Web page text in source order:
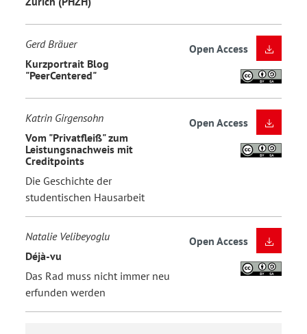
Gerd Bräuer
Kurzportrait Blog
"PeerCentered"
Open Access
Katrin Girgensohn
Vom "Privatfleiß" zum
Leistungsnachweis mit
Creditpoints
Die Geschichte der
studentischen Hausarbeit
Open Access
Natalie Velibeyoglu
Déjà-vu
Das Rad muss nicht immer neu
erfunden werden
Open Access